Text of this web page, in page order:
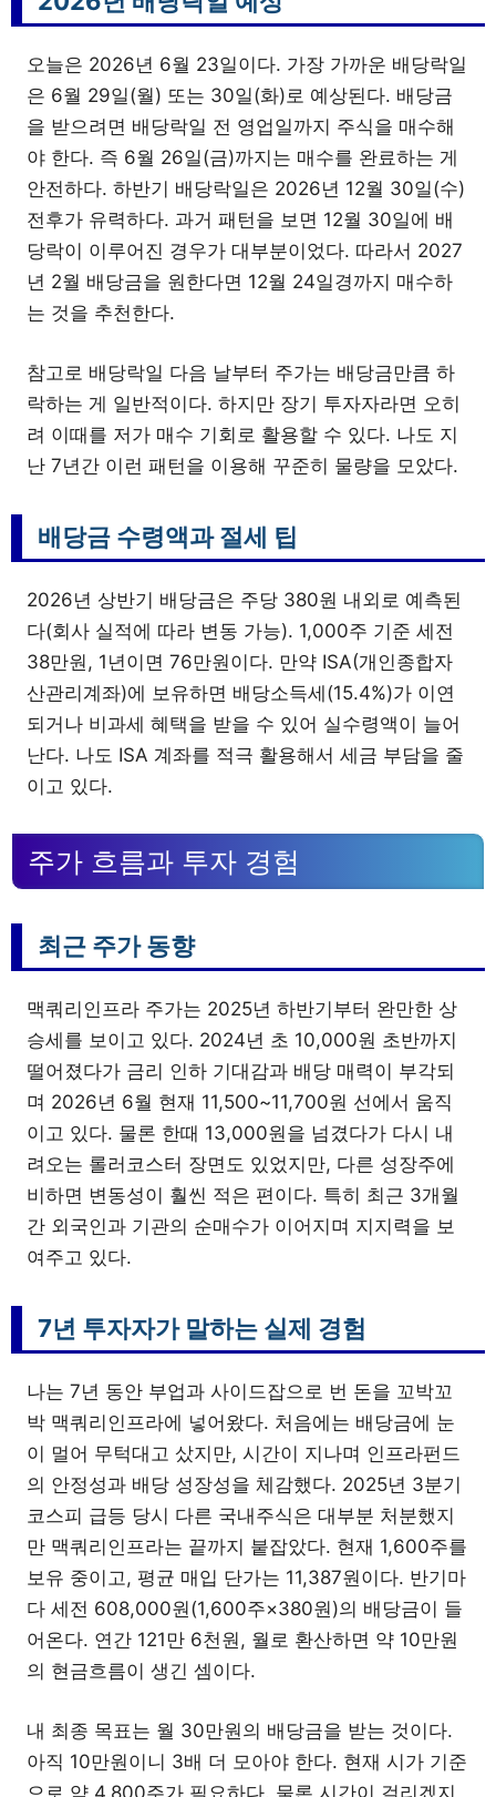
오늘은 2026년 6월 23일이다. 가장 가까운 배당락일
은 6월 29일(월) 또는 30일(화)로 예상된다. 배당금
을 받으려면 배당락일 전 영업일까지 주식을 매수해
야 한다. 즉 6월 26일(금)까지는 매수를 완료하는 게
안전하다. 하반기 배당락일은 2026년 12월 30일(수)
전후가 유력하다. 과거 패턴을 보면 12월 30일에 배
당락이 이루어진 경우가 대부분이었다. 따라서 2027
년 2월 배당금을 원한다면 12월 24일경까지 매수하
는 것을 추천한다.
참고로 배당락일 다음 날부터 주가는 배당금만큼 하
락하는 게 일반적이다. 하지만 장기 투자자라면 오히
려 이때를 저가 매수 기회로 활용할 수 있다. 나도 지
난 7년간 이런 패턴을 이용해 꾸준히 물량을 모았다.
배당금 수령액과 절세 팁
2026년 상반기 배당금은 주당 380원 내외로 예측된
다(회사 실적에 따라 변동 가능). 1,000주 기준 세전
38만원, 1년이면 76만원이다. 만약 ISA(개인종합자
산관리계좌)에 보유하면 배당소득세(15.4%)가 이연
되거나 비과세 혜택을 받을 수 있어 실수령액이 늘어
난다. 나도 ISA 계좌를 적극 활용해서 세금 부담을 줄
이고 있다.
주가 흐름과 투자 경험
최근 주가 동향
맥쿼리인프라 주가는 2025년 하반기부터 완만한 상
승세를 보이고 있다. 2024년 초 10,000원 초반까지
떨어졌다가 금리 인하 기대감과 배당 매력이 부각되
며 2026년 6월 현재 11,500~11,700원 선에서 움직
이고 있다. 물론 한때 13,000원을 넘겼다가 다시 내
려오는 롤러코스터 장면도 있었지만, 다른 성장주에
비하면 변동성이 훨씬 적은 편이다. 특히 최근 3개월
간 외국인과 기관의 순매수가 이어지며 지지력을 보
여주고 있다.
7년 투자자가 말하는 실제 경험
나는 7년 동안 부업과 사이드잡으로 번 돈을 꼬박꼬
박 맥쿼리인프라에 넣어왔다. 처음에는 배당금에 눈
이 멀어 무턱대고 샀지만, 시간이 지나며 인프라펀드
의 안정성과 배당 성장성을 체감했다. 2025년 3분기
코스피 급등 당시 다른 국내주식은 대부분 처분했지
만 맥쿼리인프라는 끝까지 붙잡았다. 현재 1,600주를
보유 중이고, 평균 매입 단가는 11,387원이다. 반기마
다 세전 608,000원(1,600주×380원)의 배당금이 들
어온다. 연간 121만 6천원, 월로 환산하면 약 10만원
의 현금흐름이 생긴 셈이다.
내 최종 목표는 월 30만원의 배당금을 받는 것이다.
아직 10만원이니 3배 더 모아야 한다. 현재 시가 기준
으로 약 4,800주가 필요하다. 물론 시간이 걸리겠지